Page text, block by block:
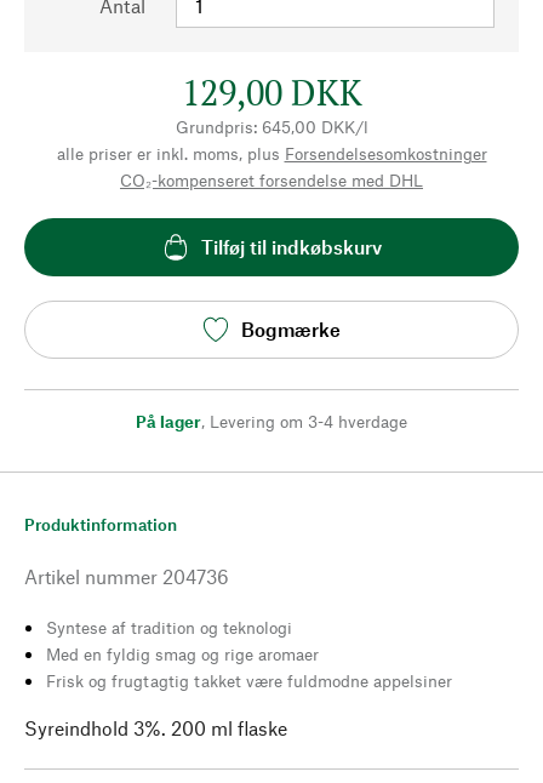
Antal
129,00 DKK
Grundpris: 645,00 DKK/l
alle priser er inkl. moms, plus Forsendelsesomkostninger
CO₂-kompenseret forsendelse med DHL
Tilføj til indkøbskurv
Bogmærke
På lager, Levering om 3-4 hverdage
Produktinformation
Artikel nummer 204736
Syntese af tradition og teknologi
Med en fyldig smag og rige aromaer
Frisk og frugtagtig takket være fuldmodne appelsiner
Syreindhold 3%. 200 ml flaske